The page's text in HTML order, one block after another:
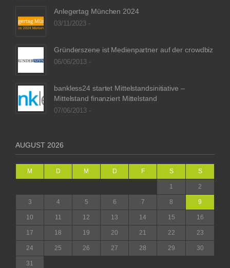
Anlegertag München 2024
03/11/2023 -
Gründerszene ist Medienpartner auf der crowdbiz
06/06/2013 -
bankless24 startet Mittelstandsinitiative –
Mittelstand finanziert Mittelstand
07/06/2013 -
AUGUST 2026
M D M D F S S
1 2
3 4 5 6 7 8 9
10 11 12 13 14 15 16
17 18 19 20 21 22 23
24 25 26 27 28 29 30
31